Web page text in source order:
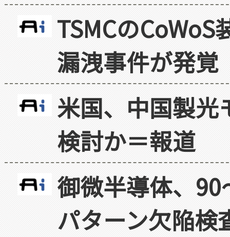
TSMCの
漏洩事件が発覚
米国、中国製光
検討か＝報道
御微半導体、
パターン欠陥検